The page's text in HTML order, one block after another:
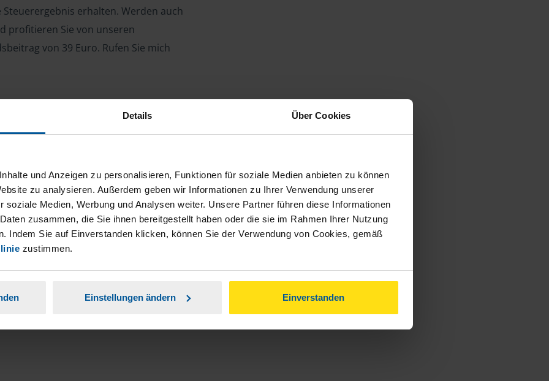
Details Über Cookies
und Anzeigen zu personalisieren, Funktionen für soziale Medien anbieten zu können
zu analysieren. Außerdem geben wir Informationen zu Ihrer Verwendung unserer
soziale Medien, Werbung und Analysen weiter. Unsere Partner führen diese Informationen
zusammen, die Sie ihnen bereitgestellt haben oder die sie im Rahmen Ihrer Nutzung
Indem Sie auf Einverstanden klicken, können Sie der Verwendung von Cookies, gemäß
zustimmen.
Einstellungen ändern Einverstanden
erhalten. Werden auch
profitieren Sie von unseren
von 39 Euro. Rufen Sie mich
Arbeitnehmer, Beamte, Auszubildende,
(StBerG). Auch bei Einkünften
der geeignete Dienstleister für Sie.
Tätigkeit und umsatzsteuerpflichtigen
an.
Nähe.